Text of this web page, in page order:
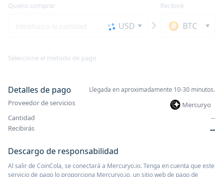
Quiero comprar
USD
Recibiré
BTC
Seleccione el método de pago
Detalles de pago Llegada en aproximadamente 10-30 minutos.
Proveedor de servicios
Mercuryo
Cantidad
--
Recibirás
--
Descargo de responsabilidad
Al salir de CoinCola, se conectará a Mercuryo.io. Tenga en cuenta que este
servicio de pago lo proporciona Mercuryo.io, un sitio web de pago de